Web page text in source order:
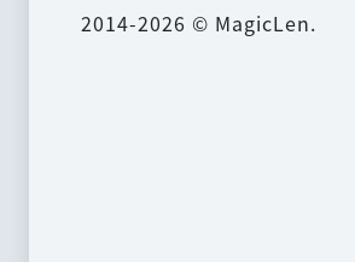
2014-2026 © MagicLen.